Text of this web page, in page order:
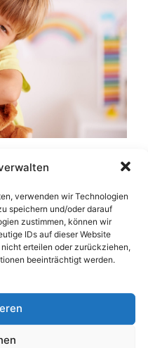
verwenden wir Technologien
speichern und/oder darauf
zustimmen, können wir
IDs auf dieser Website
erteilen oder zurückziehen,
beeinträchtigt werden.
nur Spielzeuge; sie
und
und Kleinkinder. In
wir die
für Babys
Entwicklung eines
Von den
entwickeln …